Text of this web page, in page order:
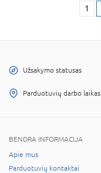
1
Užsakymo statusas
Parduotuvių darbo laikas
BENDRA INFORMACIJA
Apie mus
Parduotuvių kontaktai